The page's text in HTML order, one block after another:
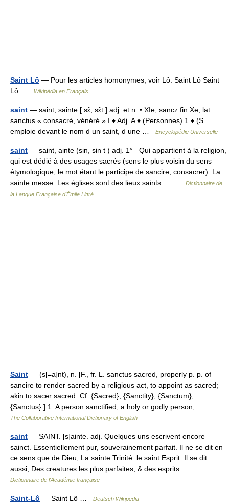
Saint Lô — Pour les articles homonymes, voir Lô. Saint Lô Saint
Lô …
Wikipédia en Français
saint — saint, sainte [ sɛ̃, sɛ̃t ] adj. et n. • XIe; sancz fin Xe; lat.
sanctus « consacré, vénéré » I ♦ Adj. A ♦ (Personnes) 1 ♦ (S
emploie devant le nom d un saint, d une …
Encyclopédie Universelle
saint — saint, ainte (sin, sin t ) adj. 1° Qui appartient à la religion,
qui est dédié à des usages sacrés (sens le plus voisin du sens
étymologique, le mot étant le participe de sancire, consacrer). La
sainte messe. Les églises sont des lieux saints.… …
Dictionnaire de
la Langue Française d'Émile Littré
Saint — (s[=a]nt), n. [F., fr. L. sanctus sacred, properly p. p. of
sancire to render sacred by a religious act, to appoint as sacred;
akin to sacer sacred. Cf. {Sacred}, {Sanctity}, {Sanctum},
{Sanctus}.] 1. A person sanctified; a holy or godly person;… …
The Collaborative International Dictionary of English
saint — SAINT. [s]ainte. adj. Quelques uns escrivent encore
sainct. Essentiellement pur, souverainement parfait. Il ne se dit en
ce sens que de Dieu, La sainte Trinité. le saint Esprit. Il se dit
aussi, Des creatures les plus parfaites, & des esprits… …
Dictionnaire de l'Académie française
Saint-Lô — Saint Lô … Deutsch Wikipedia